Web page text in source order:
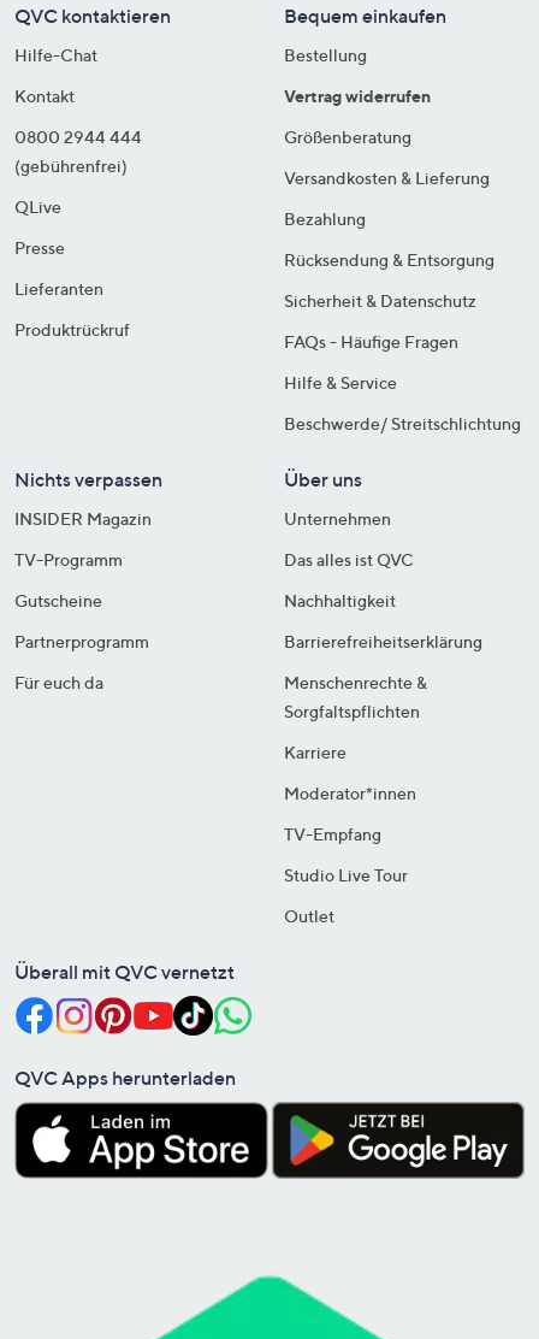
QVC kontaktieren
Hilfe-Chat
Kontakt
0800 2944 444
(gebührenfrei)
QLive
Presse
Lieferanten
Produktrückruf
Bequem einkaufen
Bestellung
Vertrag widerrufen
Größenberatung
Versandkosten & Lieferung
Bezahlung
Rücksendung & Entsorgung
Sicherheit & Datenschutz
FAQs - Häufige Fragen
Hilfe & Service
Beschwerde/ Streitschlichtung
Nichts verpassen
INSIDER Magazin
TV-Programm
Gutscheine
Partnerprogramm
Für euch da
Über uns
Unternehmen
Das alles ist QVC
Nachhaltigkeit
Barrierefreiheitserklärung
Menschenrechte &
Sorgfaltspflichten
Karriere
Moderator*innen
TV-Empfang
Studio Live Tour
Outlet
Überall mit QVC vernetzt
QVC Apps herunterladen